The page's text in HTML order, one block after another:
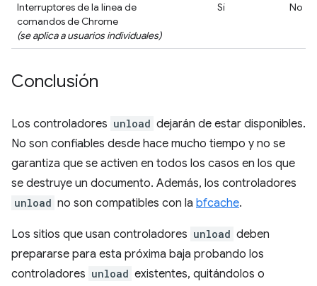
Interruptores de la línea de
comandos de Chrome
(se aplica a usuarios individuales)
Sí No
Conclusión
Los controladores unload dejarán de estar disponibles.
No son confiables desde hace mucho tiempo y no se
garantiza que se activen en todos los casos en los que
se destruye un documento. Además, los controladores
unload no son compatibles con la bfcache.
Los sitios que usan controladores unload deben
prepararse para esta próxima baja probando los
controladores unload existentes, quitándolos o